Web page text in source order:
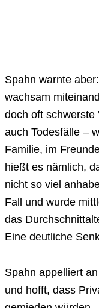
Spahn warnte
wachsam
doch oft schwerste
auch Todesfälle –
Familie, im
hießt es nämlich,
nicht so viel
Fall und wurde
das
Eine deutliche
Spahn appelliert
und hofft, dass